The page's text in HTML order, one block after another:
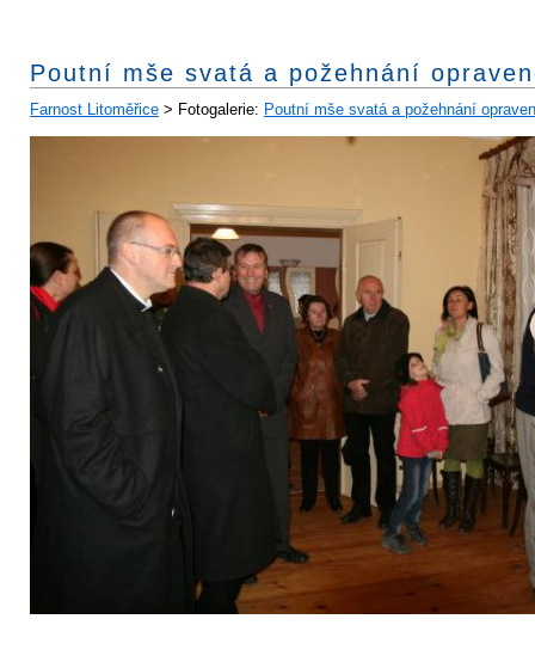
Poutní mše svatá a požehnání
Farnost Litoměřice > Fotogalerie: Poutní mše svatá a požehnání